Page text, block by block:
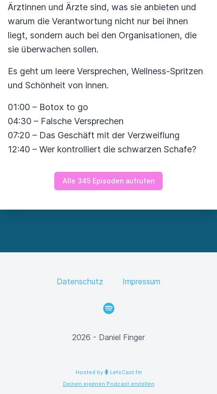
Ärztinnen und Ärzte sind, was sie anbieten und
warum die Verantwortung nicht nur bei ihnen
liegt, sondern auch bei den Organisationen, die
sie überwachen sollen.
Es geht um leere Versprechen, Wellness-Spritzen
und Schönheit von innen.
01:00 – Botox to go
04:30 – Falsche Versprechen
07:20 – Das Geschäft mit der Verzweiflung
12:40 – Wer kontrolliert die schwarzen Schafe?
Alle 345 Episoden aufrufen
Datenschutz Impressum
Spotify
2026 - Daniel Finger
Hosted by
LetsCast.fm
Deinen eigenen Podcast erstellen